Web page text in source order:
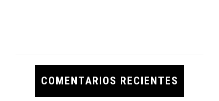
COMENTARIOS RECIENTES